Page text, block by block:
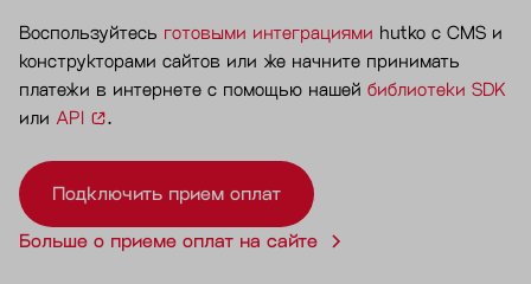
Воспользуйтесь готовыми интеграциями hutko с CMS и
конструкторами сайтов или же начните принимать
платежи в интернете с помощью нашей библиотеки SDK
или API .
Подключить прием оплат
Больше о приеме оплат на сайте